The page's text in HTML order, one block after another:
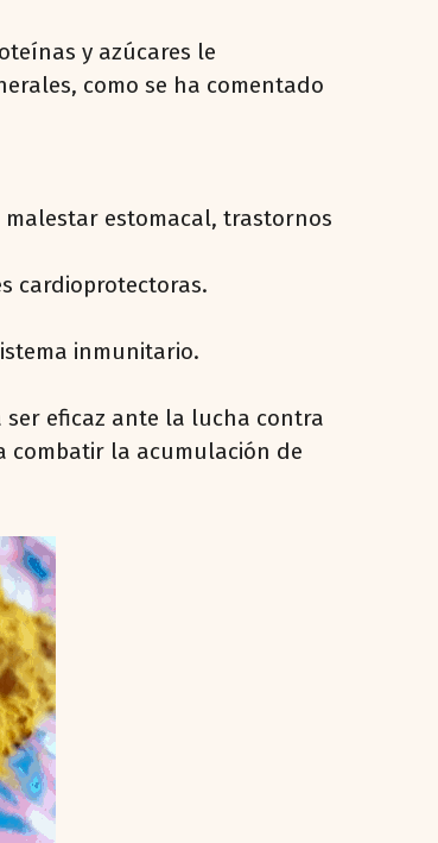
y azúcares le
como se ha comentado
estomacal, trastornos
cardioprotectoras.
inmunitario.
eficaz ante la lucha contra
combatir la acumulación de